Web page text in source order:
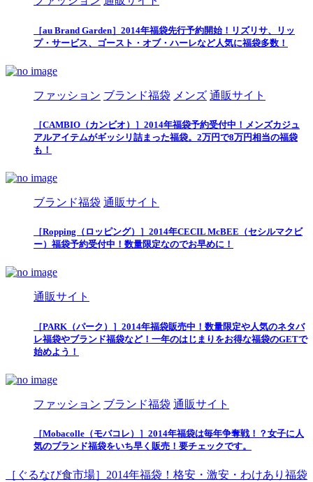
［au Brand Garden］2014年福袋先行予約開始！リズリサ、リッ
プ・サービス、ゴースト・オブ・ハーレなど人気に福袋多数！
ファッション ブランド福袋 メンズ 通販サイト
［CAMBIO（カンビオ）］2014年福袋予約受付中！メンズカジュ
アルアイテムがギッシリ詰まった福袋。2万円で8万円相当の福袋
も！
ブランド福袋 通販サイト
［Ropping（ロッピング）］2014年CECIL McBEE（セシルマクビ
ー）福袋予約受付中！数量限定なのでお早めに！
通販サイト
［PARK（パーク）］2014年福袋販売中！数量限定や人気のネタバ
レ福袋やブランド福袋など！一年のはじまりをお得な福袋のGETで
始めよう！
ファッション ブランド福袋 通販サイト
［Mobacolle（モバコレ）］2014年福袋は毎年争奪戦！？女子に人
気のブランド福袋をいち早く販売！要チェックです。
［ぐるなび食市場］2014年福袋！格安・激安・わけあり福袋